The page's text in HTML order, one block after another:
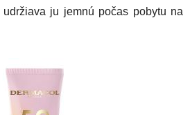
ju jemnú počas pobytu na